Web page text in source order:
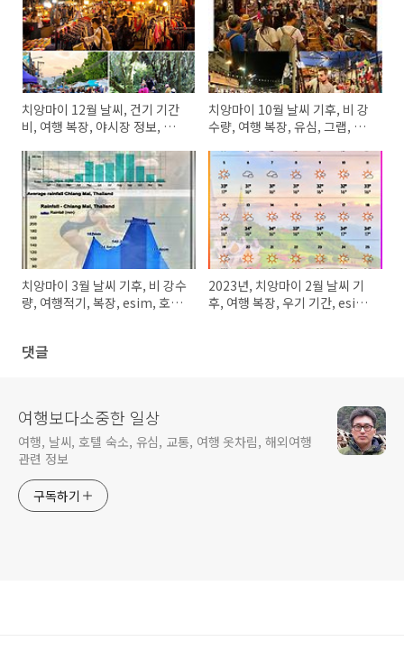
치앙마이 12월 날씨, 건기 기간
비, 여행 복장, 야시장 정보, 숙소
치앙마이 10월 날씨 기후, 비 강
수량, 여행 복장, 유심, 그랩, 항
치앙마이 3월 날씨 기후, 비 강수
량, 여행적기, 복장, esim, 호텔
2023년, 치앙마이 2월 날씨 기
후, 여행 복장, 우기 기간, esim,
댓글
여행보다소중한 일상
여행, 날씨, 호텔 숙소, 유심, 교통, 여행 옷차림, 해외여행
관련 정보
구독하기